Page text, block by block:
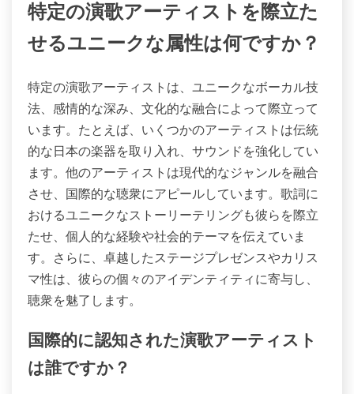
特定の演歌アーティストを際立た
せるユニークな属性は何ですか？
特定の演歌アーティストは、ユニークなボーカル技
法、感情的な深み、文化的な融合によって際立って
います。たとえば、いくつかのアーティストは伝統
的な日本の楽器を取り入れ、サウンドを強化してい
ます。他のアーティストは現代的なジャンルを融合
させ、国際的な聴衆にアピールしています。歌詞に
おけるユニークなストーリーテリングも彼らを際立
たせ、個人的な経験や社会的テーマを伝えていま
す。さらに、卓越したステージプレゼンスやカリス
マ性は、彼らの個々のアイデンティティに寄与し、
聴衆を魅了します。
国際的に認知された演歌アーティスト
は誰ですか？